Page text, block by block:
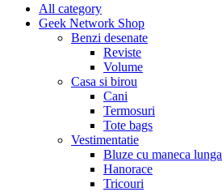
All category
Geek Network Shop
Benzi desenate
Reviste
Volume
Casa si birou
Cani
Termosuri
Tote bags
Vestimentatie
Bluze cu maneca lunga
Hanorace
Tricouri